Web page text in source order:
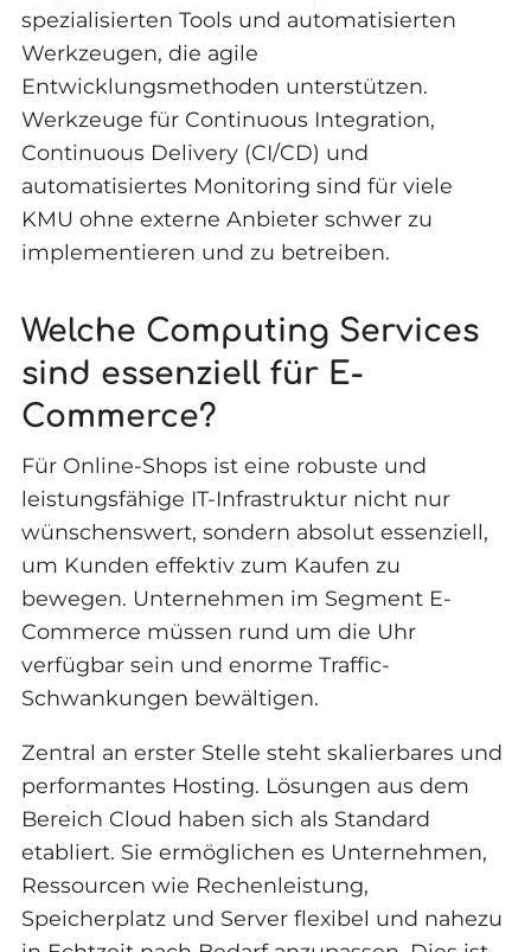
spezialisierten Tools und automatisierten
Werkzeugen, die agile
Entwicklungsmethoden unterstützen.
Werkzeuge für Continuous Integration,
Continuous Delivery (CI/CD) und
automatisiertes Monitoring sind für viele
KMU ohne externe Anbieter schwer zu
implementieren und zu betreiben.
Welche Computing Services
sind essenziell für E-
Commerce?
Für Online-Shops ist eine robuste und
leistungsfähige IT-Infrastruktur nicht nur
wünschenswert, sondern absolut essenziell,
um Kunden effektiv zum Kaufen zu
bewegen. Unternehmen im Segment E-
Commerce müssen rund um die Uhr
verfügbar sein und enorme Traffic-
Schwankungen bewältigen.
Zentral an erster Stelle steht skalierbares und
performantes Hosting. Lösungen aus dem
Bereich Cloud haben sich als Standard
etabliert. Sie ermöglichen es Unternehmen,
Ressourcen wie Rechenleistung,
Speicherplatz und Server flexibel und nahezu